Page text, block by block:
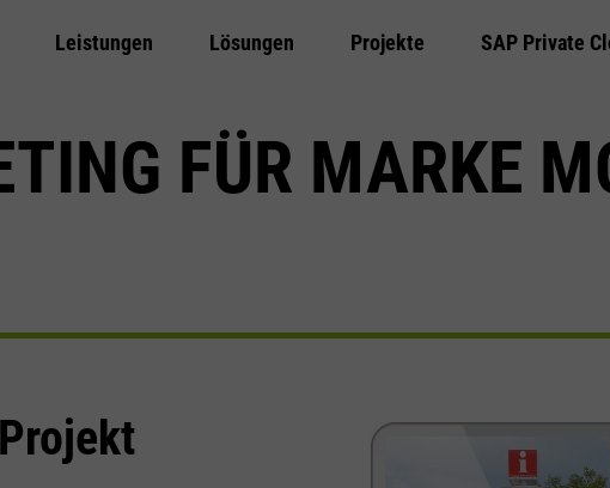
Zum Hauptinhalt springen
Leistungen Lösungen Projekte SAP Private
FÜR MARKE